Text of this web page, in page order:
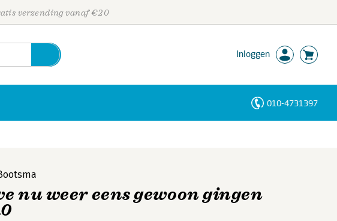
verzending vanaf €20
Inloggen
010-4731397
nu weer eens gewoon gingen
Personen